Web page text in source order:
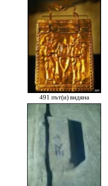
491 път(и) видяна